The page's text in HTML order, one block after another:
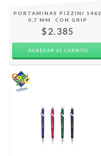
PORTAMINAS PIZZINI 1462
0,7 MM. CON GRIP
$2.385